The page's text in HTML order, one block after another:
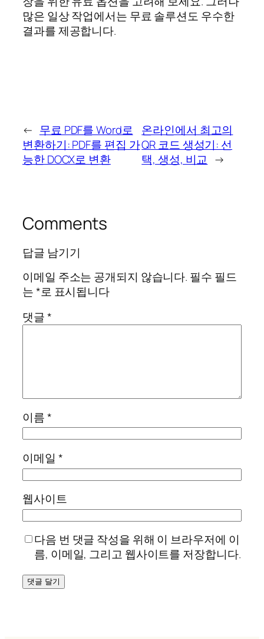
많은 일상 작업에서는 무료 솔루션도 우수한
결과를 제공합니다.
← 무료 PDF를 Word로
변환하기: PDF를 편집 가
능한 DOCX로 변환
온라인에서 최고의
QR 코드 생성기: 선
택, 생성, 비교 →
Comments
답글 남기기
이메일 주소는 공개되지 않습니다. 필수 필드
는*로 표시됩니다
댓글*
이름*
이메일 *
웹사이트
다음 번 댓글 작성을 위해 이 브라우저에 이
름, 이메일, 그리고 웹사이트를 저장합니다.